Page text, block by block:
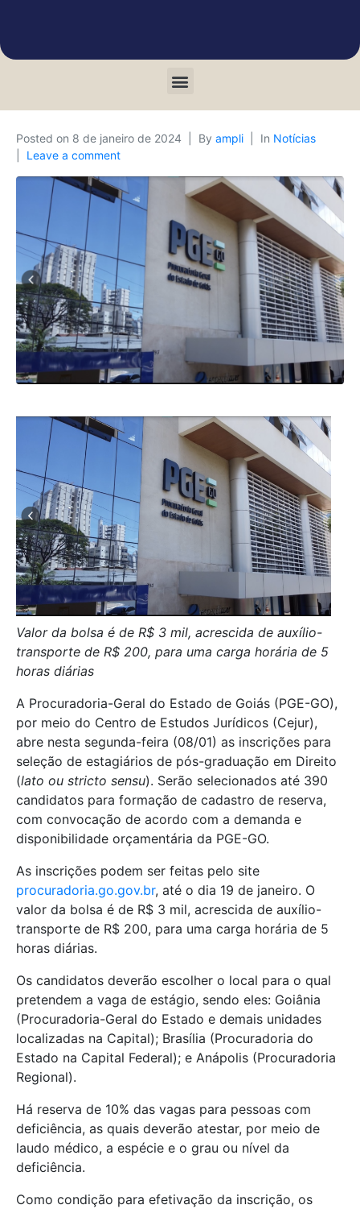
Posted on 8 de janeiro de 2024 By ampli In Notícias
Leave a comment
Valor da bolsa é de R$ 3 mil, acrescida de auxílio-
transporte de R$ 200, para uma carga horária de 5
horas diárias
A Procuradoria-Geral do Estado de Goiás (PGE-GO),
por meio do Centro de Estudos Jurídicos (Cejur),
abre nesta segunda-feira (08/01) as inscrições para
seleção de estagiários de pós-graduação em Direito
(lato ou stricto sensu). Serão selecionados até 390
candidatos para formação de cadastro de reserva,
com convocação de acordo com a demanda e
disponibilidade orçamentária da PGE-GO.
As inscrições podem ser feitas pelo site
procuradoria.go.gov.br, até o dia 19 de janeiro. O
valor da bolsa é de R$ 3 mil, acrescida de auxílio-
transporte de R$ 200, para uma carga horária de 5
horas diárias.
Os candidatos deverão escolher o local para o qual
pretendem a vaga de estágio, sendo eles: Goiânia
(Procuradoria-Geral do Estado e demais unidades
localizadas na Capital); Brasília (Procuradoria do
Estado na Capital Federal); e Anápolis (Procuradoria
Regional).
Há reserva de 10% das vagas para pessoas com
deficiência, as quais deverão atestar, por meio de
laudo médico, a espécie e o grau ou nível da
deficiência.
Como condição para efetivação da inscrição, os